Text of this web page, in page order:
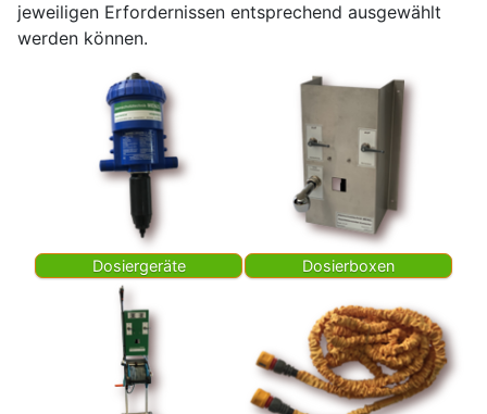
jeweiligen Erfordernissen entsprechend ausgewählt
werden können.
Dosiergeräte Dosierboxen